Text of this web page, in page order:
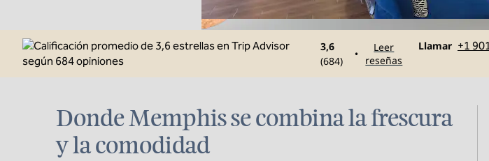
3,6
(684)
•
Leer
reseñas
Llamar
Llame al +1
Donde Memphis se combina la frescura
y la comodidad